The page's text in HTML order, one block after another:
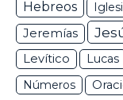
Hebreos
Jeremías
Levítico
Lucas
Números